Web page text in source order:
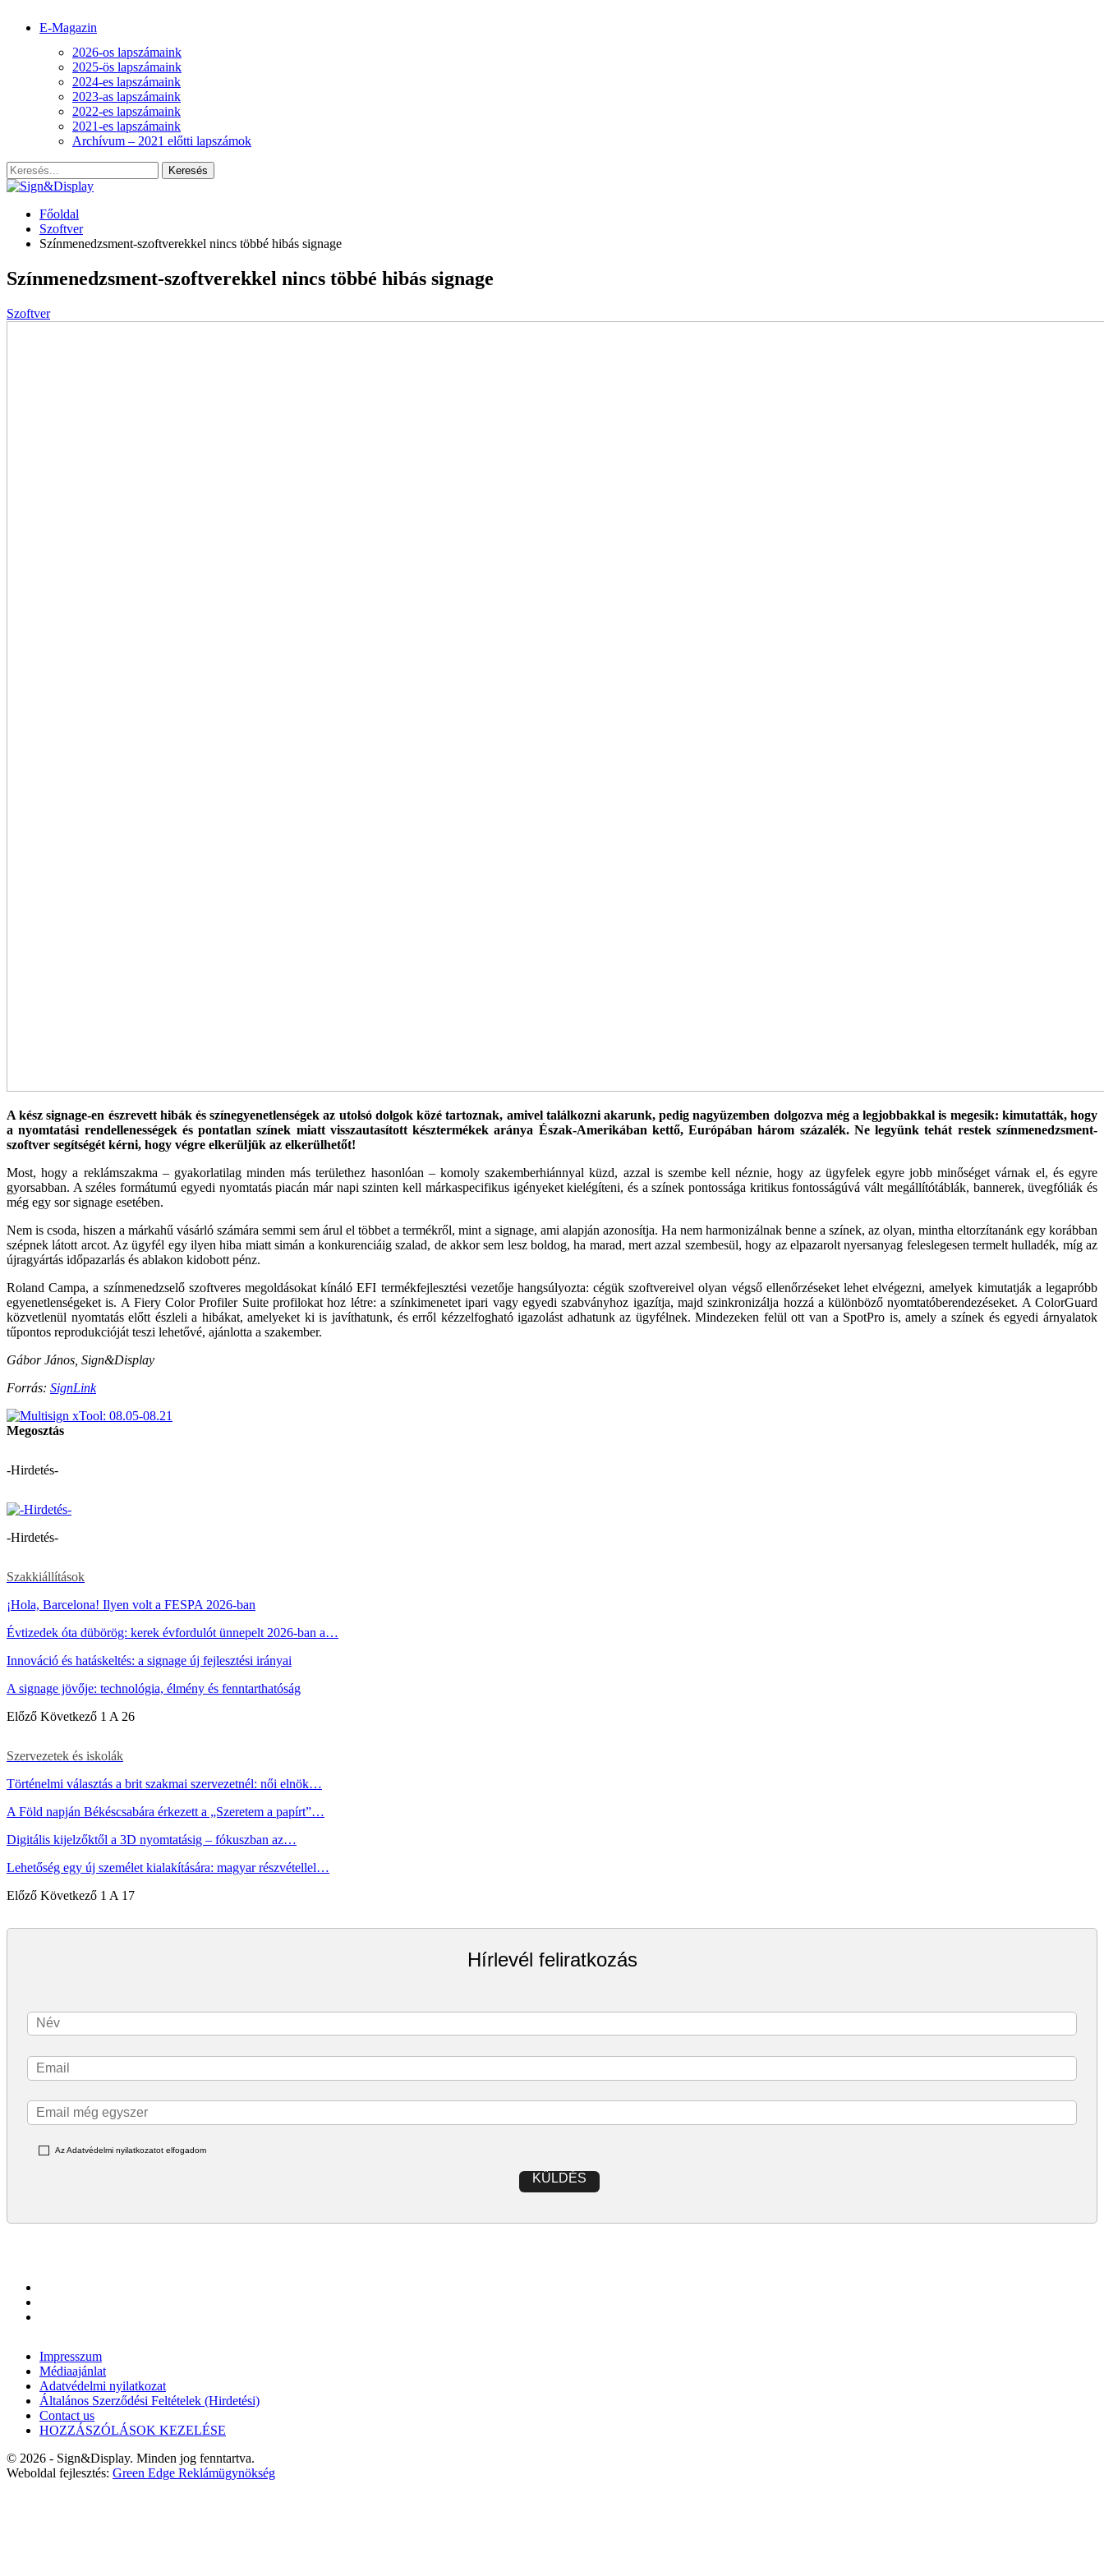
E-Magazin
2026-os lapszámaink
2025-ös lapszámaink
2024-es lapszámaink
2023-as lapszámaink
2022-es lapszámaink
2021-es lapszámaink
Archívum – 2021 előtti lapszámok
Főoldal
Szoftver
Színmenedzsment-szoftverekkel nincs többé hibás signage
Színmenedzsment-szoftverekkel nincs többé hibás signage
Szoftver
A kész signage-en észrevett hibák és színegyenetlenségek az utolsó dolgok közé tartoznak, amivel találkozni akarunk, pedig nagyüzemben dolgozva még a legjobbakkal is megesik: kimutatták, hogy
a nyomtatási rendellenességek és pontatlan színek miatt visszautasított késztermékek aránya Észak-Amerikában kettő, Európában három százalék. Ne legyünk tehát restek színmenedzsment-
szoftver segítségét kérni, hogy végre elkerüljük az elkerülhetőt!
Most, hogy a reklámszakma – gyakorlatilag minden más területhez hasonlóan – komoly szakemberhiánnyal küzd, azzal is szembe kell néznie, hogy az ügyfelek egyre jobb minőséget várnak el, és egyre
gyorsabban. A széles formátumú egyedi nyomtatás piacán már napi szinten kell márkaspecifikus igényeket kielégíteni, és a színek pontossága kritikus fontosságúvá vált megállítótáblák, bannerek, üvegfóliák és
még egy sor signage esetében.
Nem is csoda, hiszen a márkahű vásárló számára semmi sem árul el többet a termékről, mint a signage, ami alapján azonosítja. Ha nem harmonizálnak benne a színek, az olyan, mintha eltorzítanánk egy korábban
szépnek látott arcot. Az ügyfél egy ilyen hiba miatt simán a konkurenciáig szalad, de akkor sem lesz boldog, ha marad, mert azzal szembesül, hogy az elpazarolt nyersanyag feleslegesen termelt hulladék, míg az
újragyártás időpazarlás és ablakon kidobott pénz.
Roland Campa, a színmenedzselő szoftveres megoldásokat kínáló EFI termékfejlesztési vezetője hangsúlyozta: cégük szoftvereivel olyan végső ellenőrzéseket lehet elvégezni, amelyek kimutatják a legapróbb
egyenetlenségeket is. A Fiery Color Profiler Suite profilokat hoz létre: a színkimenetet ipari vagy egyedi szabványhoz igazítja, majd szinkronizálja hozzá a különböző nyomtatóberendezéseket. A ColorGuard
közvetlenül nyomtatás előtt észleli a hibákat, amelyeket ki is javíthatunk, és erről kézzelfogható igazolást adhatunk az ügyfélnek. Mindezeken felül ott van a SpotPro is, amely a színek és egyedi árnyalatok
tűpontos reprodukcióját teszi lehetővé, ajánlotta a szakember.
Gábor János, Sign&Display
Forrás: SignLink
Megosztás
-Hirdetés-
-Hirdetés-
Szakkiállítások
¡Hola, Barcelona! Ilyen volt a FESPA 2026-ban
Évtizedek óta dübörög: kerek évfordulót ünnepelt 2026-ban a…
Innováció és hatáskeltés: a signage új fejlesztési irányai
A signage jövője: technológia, élmény és fenntarthatóság
Előző Következő 1 A 26
Szervezetek és iskolák
Történelmi választás a brit szakmai szervezetnél: női elnök…
A Föld napján Békéscsabára érkezett a „Szeretem a papírt”…
Digitális kijelzőktől a 3D nyomtatásig – fókuszban az…
Lehetőség egy új személet kialakítására: magyar részvétellel…
Előző Következő 1 A 17
Hírlevél feliratkozás
Az Adatvédelmi nyilatkozatot elfogadom
KÜLDÉS
Impresszum
Médiaajánlat
Adatvédelmi nyilatkozat
Általános Szerződési Feltételek (Hirdetési)
Contact us
HOZZÁSZÓLÁSOK KEZELÉSE
© 2026 - Sign&Display. Minden jog fenntartva.
Weboldal fejlesztés: Green Edge Reklámügynökség